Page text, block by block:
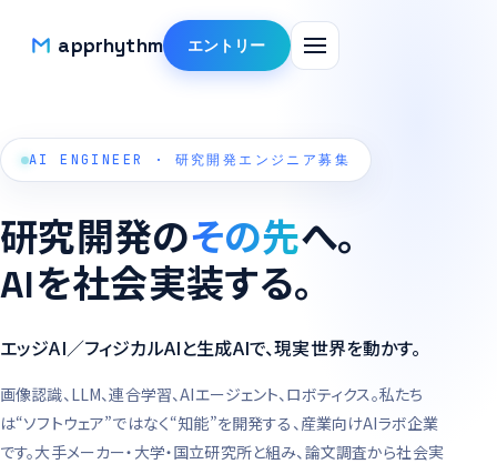
apprhythm
株式会社アプリズム 採用サイト
エントリー
AI ENGINEER · 研究開発エンジニア募集
研究開発のその先へ。
AIを社会実装する。
エッジAI／フィジカルAIと生成AIで、現実世界を動かす。
画像認識、LLM、連合学習、AIエージェント、ロボティクス。私たち
は“ソフトウェア”ではなく“知能”を開発する、産業向けAIラボ企業
です。大手メーカー・大学・国立研究所と組み、論文調査から社会実